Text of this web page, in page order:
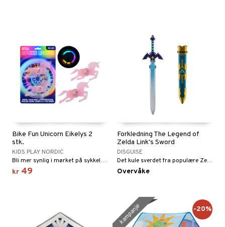
Bike Fun Unicorn Eikelys 2
stk.
KIDS PLAY NORDIC
Bli mer synlig i mørket på sykkelen din!
kr 49
Forkledning The Legend of
Zelda Link's Sword
DISGUISE
Det kule sverdet fra populære Zelda.
Overvåke
kampanje -20%